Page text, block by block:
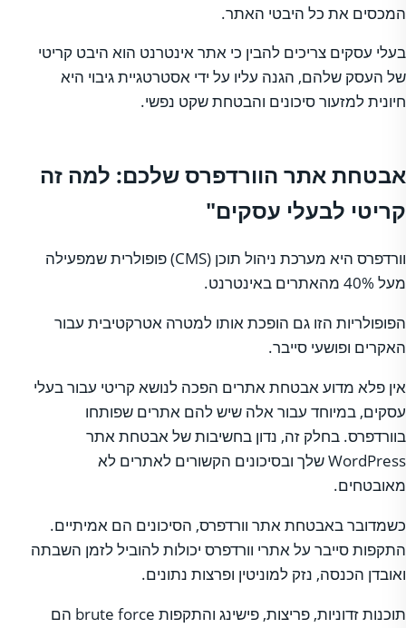
המכסים את כל היבטי האתר.
בעלי עסקים צריכים להבין כי אתר אינטרנט הוא היבט קריטי
של העסק שלהם, הגנה עליו על ידי אסטרטגיית גיבוי היא
חיונית למזעור סיכונים והבטחת שקט נפשי.
אבטחת אתר הוורדפרס שלכם: למה זה
קריטי לבעלי עסקים"
וורדפרס היא מערכת ניהול תוכן (CMS) פופולרית שמפעילה
מעל 40% מהאתרים באינטרנט.
הפופולריות הזו גם הופכת אותו למטרה אטרקטיבית עבור
האקרים ופושעי סייבר.
אין פלא מדוע אבטחת אתרים הפכה לנושא קריטי עבור בעלי
עסקים, במיוחד עבור אלה שיש להם אתרים שפותחו
בוורדפרס. בחלק זה, נדון בחשיבות של אבטחת אתר
WordPress שלך ובסיכונים הקשורים לאתרים לא
מאובטחים.
כשמדובר באבטחת אתר וורדפרס, הסיכונים הם אמיתיים.
התקפות סייבר על אתרי וורדפרס יכולות להוביל לזמן השבתה
ואובדן הכנסה, נזק למוניטין ופרצות נתונים.
תוכנות זדוניות, פריצות, פישינג והתקפות brute force הם